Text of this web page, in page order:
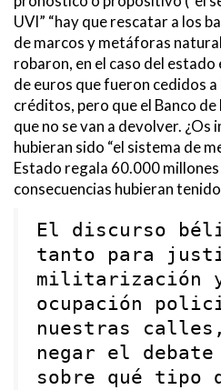
UVI” “hay que rescatar a los
de marcos y metáforas
robaron, en el caso del
de euros que fueron cedidos
créditos, pero que el Banco
que no se van a devolver. ¿Os
hubieran sido “el sistema de
Estado regala 60.000 millones
consecuencias hubieran
El discurso
tanto para
militarización
ocupación
nuestras
negar el debate
sobre qué tipo